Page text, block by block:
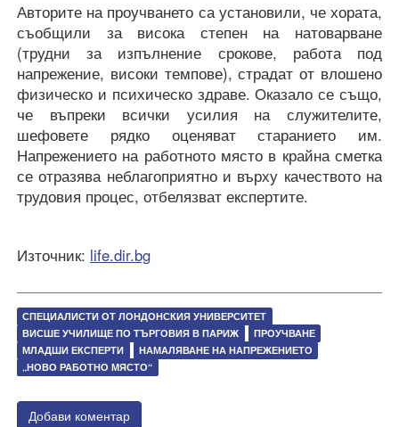
Авторите на проучването са установили, че хората,
съобщили за висока степен на натоварване
(трудни за изпълнение срокове, работа под
напрежение, високи темпове), страдат от влошено
физическо и психическо здраве. Оказало се също,
че въпреки всички усилия на служителите,
шефовете рядко оценяват старанието им.
Напрежението на работното място в крайна сметка
се отразява неблагоприятно и върху качеството на
трудовия процес, отбелязват експертите.
Източник: life.dir.bg
СПЕЦИАЛИСТИ ОТ ЛОНДОНСКИЯ УНИВЕРСИТЕТ
ВИСШЕ УЧИЛИЩЕ ПО ТЪРГОВИЯ В ПАРИЖ
ПРОУЧВАНЕ
МЛАДШИ ЕКСПЕРТИ
НАМАЛЯВАНЕ НА НАПРЕЖЕНИЕТО
„НОВО РАБОТНО МЯСТО“
Добави коментар